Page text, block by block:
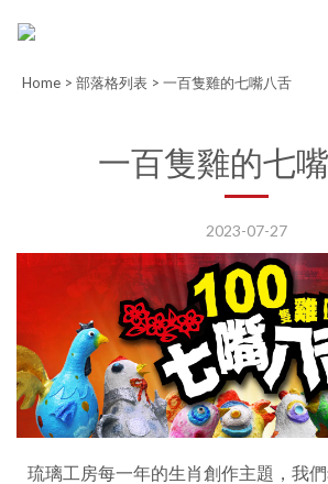
Home > 部落格列表 > 一百隻雞的七嘴八舌
一百隻雞的七
2023-07-27
琉璃工房每一年的生肖創作主題，我